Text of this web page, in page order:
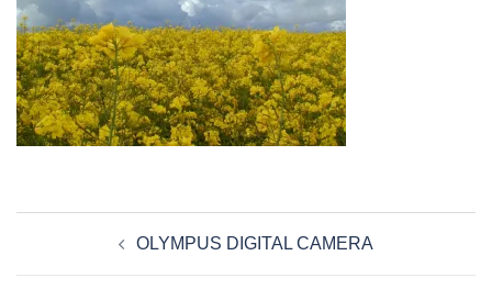
OLYMPUS DIGITAL CAMERA